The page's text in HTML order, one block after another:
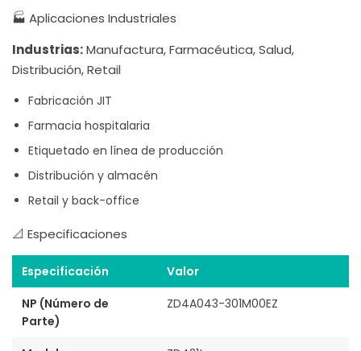
🏭 Aplicaciones Industriales
Industrias:Manufactura, Farmacéutica, Salud,
Distribución, Retail
Fabricación JIT
Farmacia hospitalaria
Etiquetado en línea de producción
Distribución y almacén
Retail y back-office
📐 Especificaciones
Especificación
Valor
NP (Número de
Parte)
ZD4A043-301M00EZ